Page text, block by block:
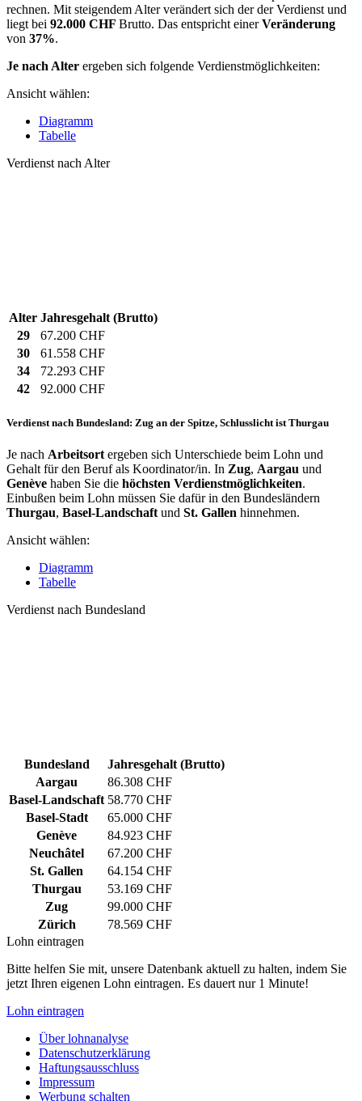
rechnen. Mit steigendem Alter verändert sich der der Verdienst und
liegt bei 92.000 CHF Brutto. Das entspricht einerVeränderung
von 37%.
Je nach Alter ergeben sich folgende Verdienstmöglichkeiten:
Ansicht wählen:
Diagramm
Tabelle
Verdienst nach Alter
Alter Jahresgehalt (Brutto)
29
67.200 CHF
30
61.558 CHF
34
72.293 CHF
42
92.000 CHF
Verdienst nach Bundesland: Zug an der Spitze, Schlusslicht ist Thurgau
Je nach Arbeitsort ergeben sich Unterschiede beim Lohn und
Gehalt für den Beruf als Koordinator/in. In Zug, Aargau und
Genève haben Sie die höchsten Verdienstmöglichkeiten.
Einbußen beim Lohn müssen Sie dafür in den Bundesländern
Thurgau, Basel-Landschaft und St. Gallen hinnehmen.
Ansicht wählen:
Diagramm
Tabelle
Verdienst nach Bundesland
Bundesland
Jahresgehalt (Brutto)
Aargau
86.308 CHF
Basel-Landschaft 58.770 CHF
Basel-Stadt
65.000 CHF
Genève
84.923 CHF
Neuchâtel
67.200 CHF
St. Gallen
64.154 CHF
Thurgau
53.169 CHF
Zug
99.000 CHF
Zürich
78.569 CHF
Lohn eintragen
Bitte helfen Sie mit, unsere Datenbank aktuell zu halten, indem Sie
jetzt Ihren eigenen Lohn eintragen. Es dauert nur 1 Minute!
Lohn eintragen
Über lohnanalyse
Datenschutzerklärung
Haftungsausschluss
Impressum
Werbung schalten